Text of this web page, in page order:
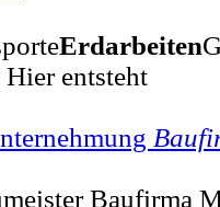
Erdarbeiten
entsteht
Baufirma